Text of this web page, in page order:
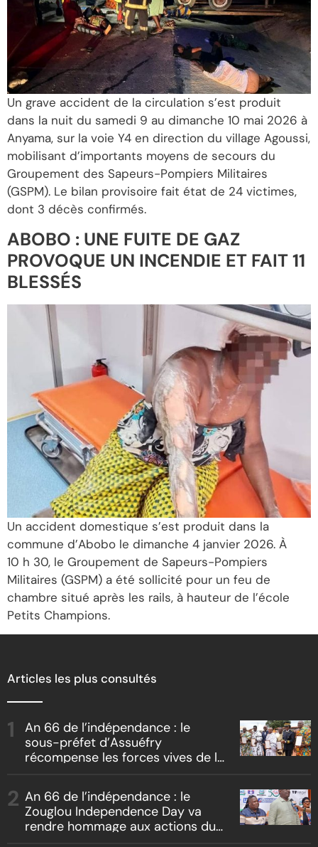
Un grave accident de la circulation s’est produit
dans la nuit du samedi 9 au dimanche 10 mai 2026 à
Anyama, sur la voie Y4 en direction du village Agoussi,
mobilisant d’importants moyens de secours du
Groupement des Sapeurs-Pompiers Militaires
(GSPM). Le bilan provisoire fait état de 24 victimes,
dont 3 décès confirmés.
ABOBO : UNE FUITE DE GAZ
PROVOQUE UN INCENDIE ET FAIT 11
BLESSÉS
Un accident domestique s’est produit dans la
commune d’Abobo le dimanche 4 janvier 2026. À
10 h 30, le Groupement de Sapeurs-Pompiers
Militaires (GSPM) a été sollicité pour un feu de
chambre situé après les rails, à hauteur de l’école
Petits Champions.
Articles les plus consultés
An 66 de l’indépendance : le
sous-préfet d’Assuéfry
récompense les forces vives de la
An 66 de l’indépendance : le
Zouglou Independence Day va
rendre hommage aux actions du